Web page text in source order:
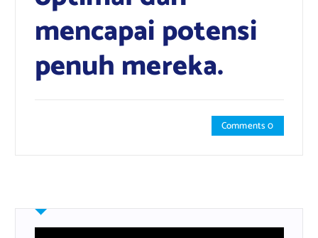
mencapai potensi
penuh mereka.
Comments 0